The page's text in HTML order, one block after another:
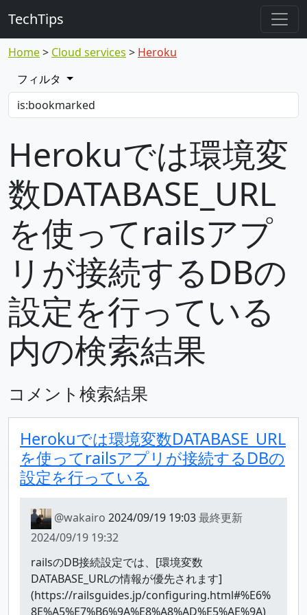
TechTips
Home Cloud services
Heroku
フィルタ
Herokuでは環境変
数DATABASE_URL
を使ってrailsアプ
リが接続するDBの
設定を行っている
内の検索結果
コメント検索結果
Herokuでは環境変数DATABASE_URL
を使ってrailsアプリが接続するDBの
設定を行っている
@wakairo 2024/09/19 19:03最終更新
2024/09/19 19:32
railsのDB接続設定では、[環境変数
DATABASE_URLの情報が優先されます]
(https://railsguides.jp/configuring.html#%E6%
8E%A5%E7%B6%9A%E8%A8%AD%E5%AE%9A)